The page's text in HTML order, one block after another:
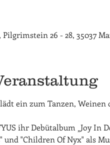
Pilgrimstein 26 - 28, 35037
ein zum Tanzen,
ihr Debütalbum „Joy In
und "Children Of Nyx" als